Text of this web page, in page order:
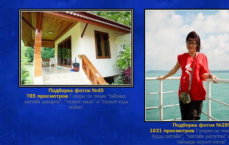
Подборка фоток №45
785 просмотров Галеры по темам "тайланд
паттайя дикарем", "пхукет закат" и "пхукет куда
пойти"
Подборка фоток
1631 просмотров Галереи по
будда паттайя", "паттайя
тайланде пхукет отели"